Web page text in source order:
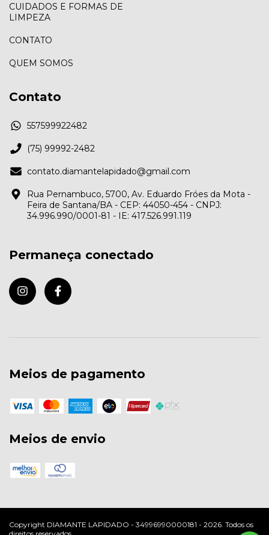
CUIDADOS E FORMAS DE
LIMPEZA
CONTATO
QUEM SOMOS
Contato
557599922482
(75) 99992-2482
contato.diamantelapidado@gmail.com
Rua Pernambuco, 5700, Av. Eduardo Fróes da Mota -
Feira de Santana/BA - CEP: 44050-454 - CNPJ:
34.996.990/0001-81 - IE: 417.526.991.119
Permaneça conectado
Meios de pagamento
Meios de envio
Copyright DIAMANTE LAPIDADO - 34996990000181 - 2026. Todos os